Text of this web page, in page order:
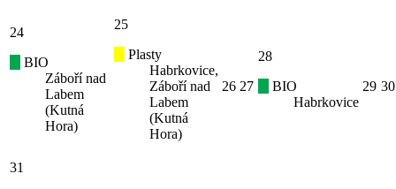
24
BIO
Záboří nad
Labem
(Kutná
Hora)
25
Plasty
Habrkovice,
Záboří nad
Labem
(Kutná
Hora)
26 27
28
BIO
Habrkovice
29 30
31